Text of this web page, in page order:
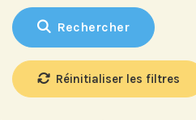
Rechercher
Réinitialiser les filtres